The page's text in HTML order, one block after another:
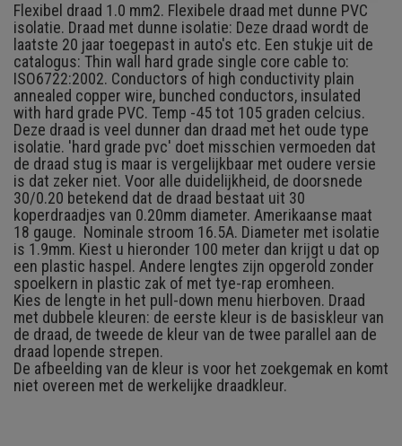
Flexibel draad 1.0 mm2. Flexibele draad met dunne PVC
isolatie. Draad met dunne isolatie: Deze draad wordt de
laatste 20 jaar toegepast in auto's etc. Een stukje uit de
catalogus: Thin wall hard grade single core cable to:
ISO6722:2002. Conductors of high conductivity plain
annealed copper wire, bunched conductors, insulated
with hard grade PVC. Temp -45 tot 105 graden celcius.
Deze draad is veel dunner dan draad met het oude type
isolatie. 'hard grade pvc' doet misschien vermoeden dat
de draad stug is maar is vergelijkbaar met oudere versie
is dat zeker niet. Voor alle duidelijkheid, de doorsnede
30/0.20 betekend dat de draad bestaat uit 30
koperdraadjes van 0.20mm diameter. Amerikaanse maat
18 gauge. Nominale stroom 16.5A. Diameter met isolatie
is 1.9mm. Kiest u hieronder 100 meter dan krijgt u dat op
een plastic haspel. Andere lengtes zijn opgerold zonder
spoelkern in plastic zak of met tye-rap eromheen.
Kies de lengte in het pull-down menu hierboven. Draad
met dubbele kleuren: de eerste kleur is de basiskleur van
de draad, de tweede de kleur van de twee parallel aan de
draad lopende strepen.
De afbeelding van de kleur is voor het zoekgemak en komt
niet overeen met de werkelijke draadkleur.